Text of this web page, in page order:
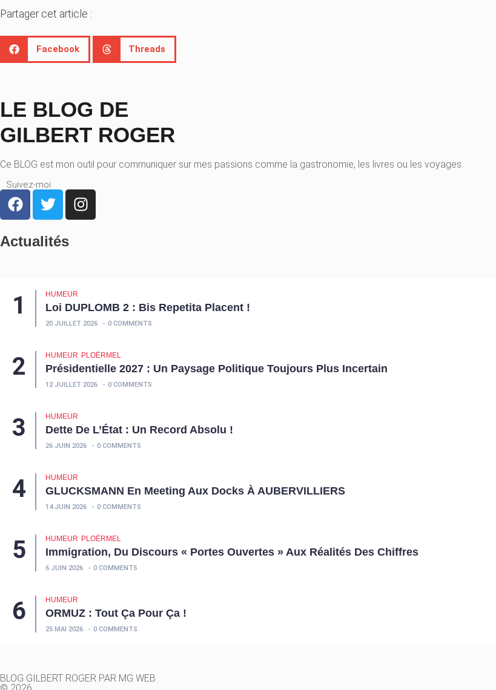
Partager cet article :
Facebook Threads
LE BLOG DE
GILBERT ROGER
Ce BLOG est mon outil pour communiquer sur mes passions comme la gastronomie, les livres ou les voyages.
Suivez-moi
Actualités
HUMEUR
Loi DUPLOMB 2 : Bis Repetita Placent !
20 JUILLET 2026 0 COMMENTS
HUMEUR PLOËRMEL
Présidentielle 2027 : Un Paysage Politique Toujours Plus Incertain
12 JUILLET 2026 0 COMMENTS
HUMEUR
Dette De L’État : Un Record Absolu !
26 JUIN 2026 0 COMMENTS
HUMEUR
GLUCKSMANN En Meeting Aux Docks À AUBERVILLIERS
14 JUIN 2026 0 COMMENTS
HUMEUR PLOËRMEL
Immigration, Du Discours « Portes Ouvertes » Aux Réalités Des Chiffres
6 JUIN 2026 0 COMMENTS
HUMEUR
ORMUZ : Tout Ça Pour Ça !
25 MAI 2026 0 COMMENTS
BLOG GILBERT ROGER PAR MG WEB